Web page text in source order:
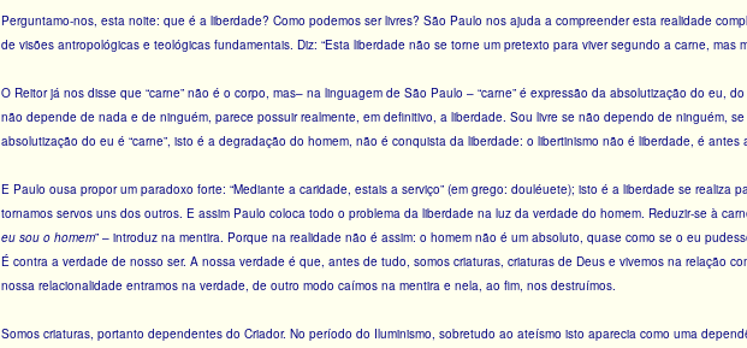
Perguntamo-nos, esta noite: que é a liberdade? Como podemos ser livres? São Paulo nos ajuda a compreender esta realidade
de visões antropológicas e teológicas fundamentais. Diz: “Esta liberdade não se torne um pretexto para viver segundo a carne, mas
O Reitor já nos disse que “carne” não é o corpo, mas– na linguagem de São Paulo – “carne” é expressão da absolutização do eu,
não depende de nada e de ninguém, parece possuir realmente, em definitivo, a liberdade. Sou livre se não dependo de ninguém,
absolutização do eu é “carne”, isto é a degradação do homem, não é conquista da liberdade: o libertinismo não é liberdade, é antes
E Paulo ousa propor um paradoxo forte: “Mediante a caridade, estais a serviço” (em grego: douléuete); isto é a liberdade se realiza
tornamos servos uns dos outros. E assim Paulo coloca todo o problema da liberdade na luz da verdade do homem. Reduzir-se à
eu sou o homem” – introduz na mentira. Porque na realidade não é assim: o homem não é um absoluto, quase como se o eu
É contra a verdade de nosso ser. A nossa verdade é que, antes de tudo, somos criaturas, criaturas de Deus e vivemos na relação
nossa relacionalidade entramos na verdade, de outro modo caímos na mentira e nela, ao fim, nos destruímos.
Somos criaturas, portanto dependentes do Criador. No período do Iluminismo, sobretudo ao ateísmo isto aparecia como uma